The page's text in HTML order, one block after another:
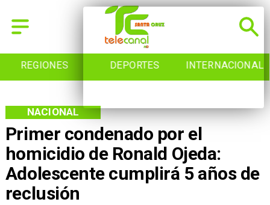
REGIONES DEPORTES INTERNACIONAL
Primer condenado por el
homicidio de Ronald Ojeda:
Adolescente cumplirá 5 años de
reclusión
NACIONAL